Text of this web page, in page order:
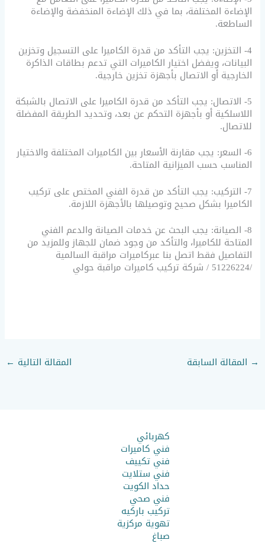
الإضاءة المختلفة، بما في ذلك الإضاءة المنخفضة والإضاءة
الساطعة.
4- التخزين: يجب التأكد من قدرة الكاميرا على التسجيل وتخزين
البيانات، ويفضل اختيار الكاميرات التي تدعم بطاقات الذاكرة
الخارجية أو الاتصال بأجهزة تخزين خارجية.
5- الاتصال: يجب التأكد من قدرة الكاميرا على الاتصال بالشبكة
اللاسلكية أو بأجهزة التحكم عن بعد، وتحديد الطريقة المفضلة
للاتصال.
6- السعر: يجب مقارنة الأسعار بين الكاميرات المختلفة والاختيار
المناسب حسب الميزانية المتاحة.
7- التركيب: يجب التأكد من قدرة الفني المختص على تركيب
الكاميرا بشكل صحيح وتوصيلها بالأجهزة اللازمة.
8- الصيانة: يجب البحث عن خدمات الصيانة والدعم الفني
المتاحة للكاميرا، والتأكد من وجود ضمان للجهاز وللمزيد من
التفاصيل فقط اتصل بنا عبركاميرات مراقبة السالمية
/51226224 / شركة تركيب كاميرات مراقبة حولي
→ المقالة السابقة المقالة التالية ←
كهربائي
فني كاميرات
فني تكييف
فني ستلايت
حداد الكويت
فني صحي
تركيب باركيه
تهوية مركزية
صباغ